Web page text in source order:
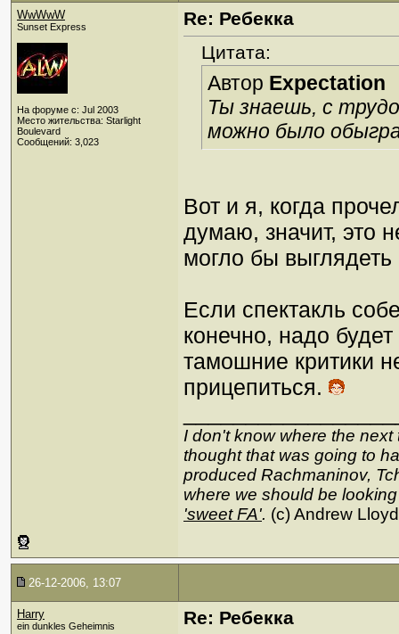
WwWwW
Sunset Express
На форуме с: Jul 2003
Место жительства: Starlight
Boulevard
Сообщений: 3,023
Re: Ребекка
Цитата:
Автор Expectation
Ты знаешь, с
можно было
Вот и я, когда
думаю, значит, это
могло бы
Если спектакль
конечно, надо
тамошние критики
прицепиться.
I don't know where the
thought that was going to
produced Rachmaninov,
where we should be
'sweet FA'. (c) Andrew
26-12-2006, 13:07
Harry
ein dunkles Geheimnis
Re: Ребекка